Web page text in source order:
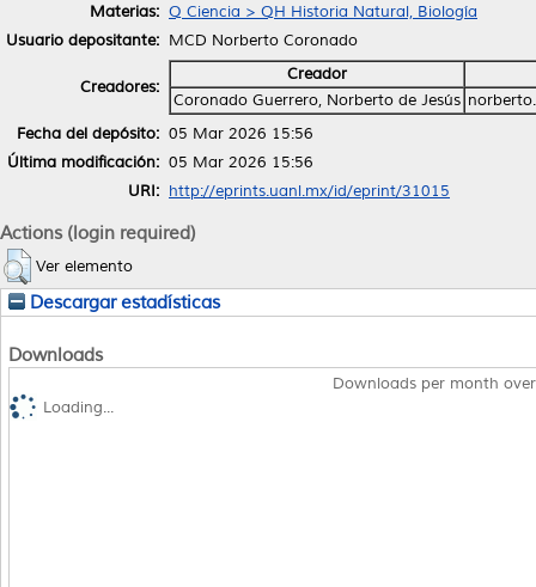
Materias: Q Ciencia > QH Historia Natural, Biología
Usuario depositante: MCD Norberto Coronado
Creadores:
Creador
Coronado Guerrero, Norberto de Jesús
Fecha del depósito: 05 Mar 2026 15:56
Última modificación: 05 Mar 2026 15:56
URI: http://eprints.uanl.mx/id/eprint/31015
Actions (login required)
Ver elemento
Descargar estadísticas
Downloads
Downloads per month
Loading...